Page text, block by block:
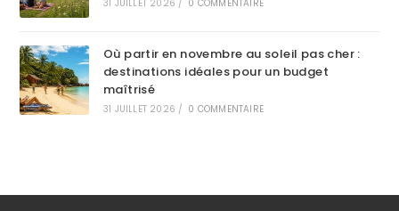
31 JUILLET 2026 / 0 COMMENTAIRE
Où partir en novembre au soleil pas cher :
destinations idéales pour un budget
maîtrisé
31 JUILLET 2026 / 0 COMMENTAIRE